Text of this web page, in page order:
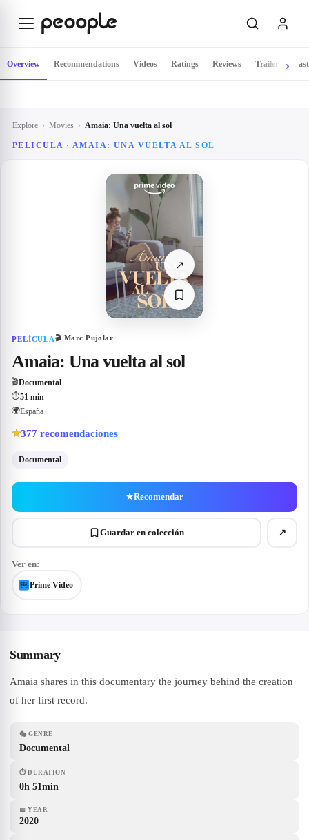
Explore › Movies › Amaia: Una vuelta al sol
PELÍCULA · AMAIA: UNA VUELTA AL SOL
↗
PELÍCULA🎬 Marc Pujolar
Amaia: Una vuelta al sol
🎬Documental
⏱51 min
🌍España
★377 recomendaciones
Documental
★Recomendar
Guardar en colección ↗
Ver en:
Prime Video
Overview Recommendations Videos Ratings Reviews Trailer Cast
Summary
Amaia shares in this documentary the journey behind the creation
of her first record.
🎭 GENRE
Documental
⏱ DURATION
0h 51min
📅 YEAR
2020